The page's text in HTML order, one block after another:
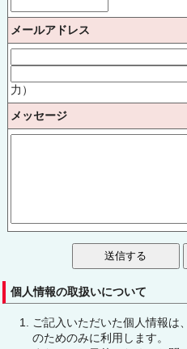
メールアドレス
力）
メッセージ
個人情報の取扱いについて
ご記入いただいた個人情報は
のためのみに利用します。